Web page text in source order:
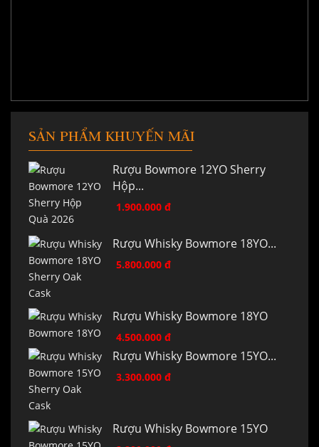
SẢN PHẨM KHUYẾN MÃI
Rượu Bowmore 12YO Sherry
Hộp...
1.900.000 đ
Rượu Whisky Bowmore 18YO...
5.800.000 đ
Rượu Whisky Bowmore 18YO
4.500.000 đ
Rượu Whisky Bowmore 15YO...
3.300.000 đ
Rượu Whisky Bowmore 15YO